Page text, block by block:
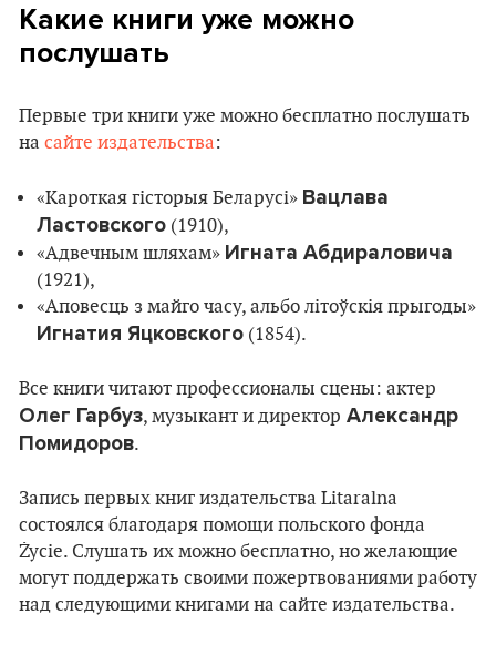
Какие книги уже можно
послушать
Первые три книги уже можно бесплатно послушать
на сайте издательства:
«Кароткая гісторыя Беларусі» Вацлава
Ластовского (1910),
«Адвечным шляхам» Игната Абдираловича
(1921),
«Аповесць з майго часу, альбо лiтоўскiя прыгоды»
Игнатия Яцковского (1854).
Все книги читают профессионалы сцены: актер
Олег Гарбуз, музыкант и директор Александр
Помидоров.
Запись первых книг издательства Litaralna
состоялся благодаря помощи польского фонда
Życie. Слушать их можно бесплатно, но желающие
могут поддержать своими пожертвованиями работу
над следующими книгами на сайте издательства.